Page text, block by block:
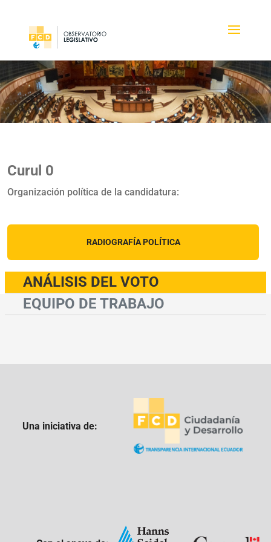
Curul 0
Organización política de la candidatura:
RADIOGRAFÍA POLÍTICA
ANÁLISIS DEL VOTO
EQUIPO DE TRABAJO
Una iniciativa de: